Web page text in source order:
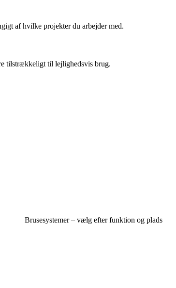
af hvilke projekter du arbejder med.
tilstrækkeligt til lejlighedsvis brug.
Brusesystemer – vælg efter funktion og plads